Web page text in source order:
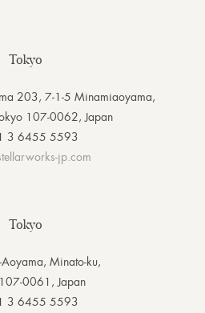
Tokyo
203, 7-1-5 Minamiaoyama,
107-0062, Japan
3 6455 5593
jp.com
Tokyo
Minato-ku,
0061, Japan
3 6455 5593